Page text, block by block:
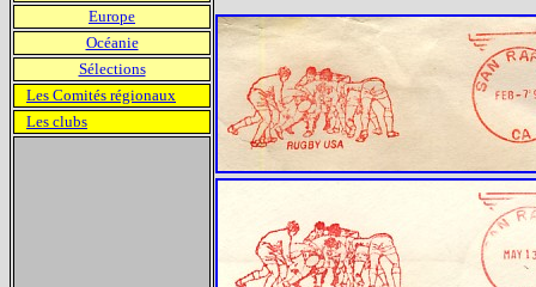
Europe
Océanie
Sélections
Les Comités régionaux
Les clubs